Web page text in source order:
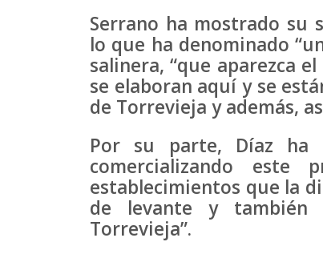
Serrano ha mostrado su
lo que ha denominado
salinera, “que aparezca
se elaboran aquí y se
de Torrevieja y además,
Por su parte, Díaz ha
comercializando
establecimientos que la
de levante y también
Torrevieja”.